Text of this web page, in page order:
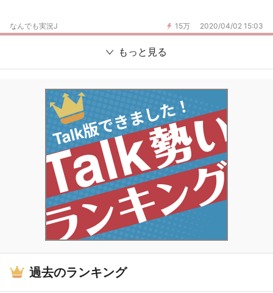
15万 2020/04/02 15:03
なんでも実況J
もっと見る
過去のランキング